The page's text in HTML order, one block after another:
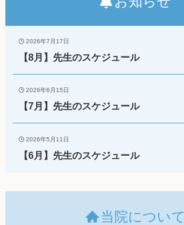
2026年7月17日
【8月】先生のスケジュール
2026年6月15日
【7月】先生のスケジュール
2026年5月11日
【6月】先生のスケジュール
当院について